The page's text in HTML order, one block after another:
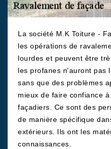
La société M.K Toiture -
les opérations de
lourdes et peuvent être
les profanes n'auront pas
sans que des problèmes
mieux de faire confiance
façadiers. Ce sont des
de manière spécifique
extérieurs. Ils ont les
connaissances.